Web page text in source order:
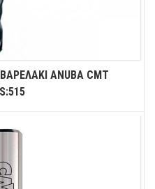
ANUBA CMT